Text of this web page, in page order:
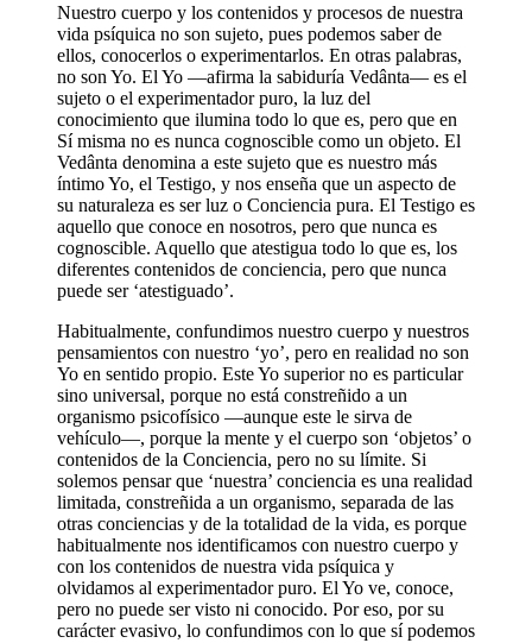
Nuestro cuerpo y los contenidos y procesos de nuestra
vida psíquica no son sujeto, pues podemos saber de
ellos, conocerlos o experimentarlos. En otras palabras,
no son Yo. El Yo ―afirma la sabiduría Vedânta― es el
sujeto o el experimentador puro, la luz del
conocimiento que ilumina todo lo que es, pero que en
Sí misma no es nunca cognoscible como un objeto. El
Vedânta denomina a este sujeto que es nuestro más
íntimo Yo, el Testigo, y nos enseña que un aspecto de
su naturaleza es ser luz o Conciencia pura. El Testigo es
aquello que conoce en nosotros, pero que nunca es
cognoscible. Aquello que atestigua todo lo que es, los
diferentes contenidos de conciencia, pero que nunca
puede ser ‘atestiguado’.
Habitualmente, confundimos nuestro cuerpo y nuestros
pensamientos con nuestro ‘yo’, pero en realidad no son
Yo en sentido propio. Este Yo superior no es particular
sino universal, porque no está constreñido a un
organismo psicofísico ―aunque este le sirva de
vehículo―, porque la mente y el cuerpo son ‘objetos’ o
contenidos de la Conciencia, pero no su límite. Si
solemos pensar que ‘nuestra’ conciencia es una realidad
limitada, constreñida a un organismo, separada de las
otras conciencias y de la totalidad de la vida, es porque
habitualmente nos identificamos con nuestro cuerpo y
con los contenidos de nuestra vida psíquica y
olvidamos al experimentador puro. El Yo ve, conoce,
pero no puede ser visto ni conocido. Por eso, por su
carácter evasivo, lo confundimos con lo que sí podemos